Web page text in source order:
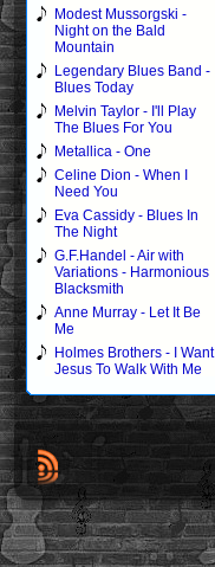
Modest Mussorgski -
Night on the Bald
Mountain
Legendary Blues Band -
Blues Today
Melvin Taylor - I'll Play
The Blues For You
Metallica - One
Celine Dion - When I
Need You
Eva Cassidy - Blues In
The Night
G.F.Handel - Air with
Variations - Harmonious
Blacksmith
Anne Murray - Let It Be
Me
Holmes Brothers - I Want
Jesus To Walk With Me